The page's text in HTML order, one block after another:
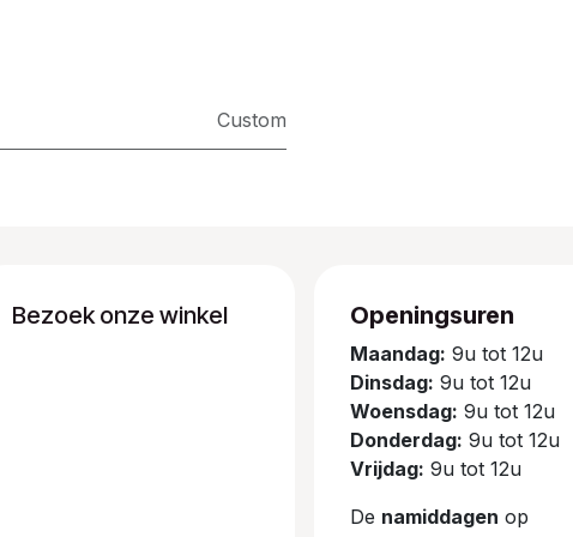
Custom
Bezoek onze winkel Openingsuren
Maandag: 9u tot 12u
Dinsdag: 9u tot 12u
Woensdag: 9u tot 12u
Donderdag: 9u tot 12u
Vrijdag: 9u tot 12u
De namiddagen op